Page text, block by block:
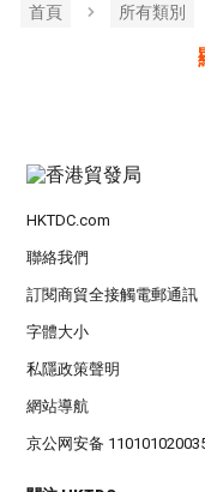
首頁 所有類別
HKTDC.com
聯絡我們
訂閱商貿全接觸電郵通訊
字體大小
私隱政策聲明
網站導航
京公网安备